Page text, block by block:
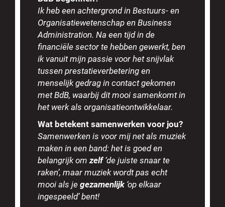
Ik heb een achtergrond in Bestuurs- en
Organisatiewetenschap en Business
Administration. Na een tijd in de
financiële sector te hebben gewerkt, ben
ik vanuit mijn passie voor het snijvlak
tussen prestatieverbetering en
menselijk gedrag in contact gekomen
met BdB, waarbij dit mooi samenkomt in
het werk als organisatieontwikkelaar.
Wat betekent samenwerken voor jou?
Samenwerken is voor mij net als muziek
maken in een band: het is goed en
belangrijk omzelf‘de juiste snaar te
raken’, maar muziek wordt pas echt
mooi als jegezamenlijk‘op elkaar
ingespeeld’ bent!